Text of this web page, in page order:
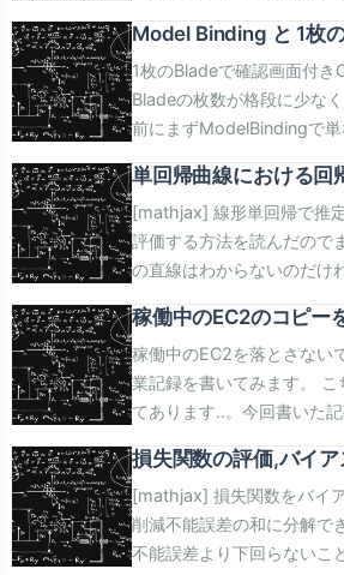
た。 回帰係数
係数(beta_0,beta_1)の関
url=\"https://ikuty.com/
RSE,真の回帰直線と観測
ータが回帰直線の上に乗っ
帰直線を使って値を予測し
る。 残差平方和(Residual sum of square)。
WikipediaにもRSS。
て得られた回帰係数で作っ
値。 だから、RSS自体も訓
する。 begin{eqnarray}
hat{y_i})^2 end{eqnarray} で、知りたいのはRSSが
訓練データに対してどの程
偏差。 標本分散は不偏推定
度で割る必要がある...とい
量を求める段取りが必要。
る!。詳しくは以下。 カイ2
ども、自由度が何故(n-2)
Model Binding と 1枚
る
1枚のBladeで確認画面付き
Bladeの枚数が格段に少な
前にまずModelBindingで
れることになり、Bladeの
いくため、 実は、Bladeの
のBladeを単純にした方が
度作っておくとずっと使え
いてくるUserを使って、
CRUDをする。
タをOptionalにして、あれ
Createする。 Update、
べきと考えてURLを別にし
使うと、あればUserインス
る。 なければインスタンス
は作らない。新規作成操作
る。 <?php /* |--------------------------------
単回帰曲線における回
信頼区間)
[mathjax] 線形単回帰で推
評価する方法を読んだので
の直線はわからないのだけ
ことで、回帰係数の精度に
る。 回帰係数の導出 データポイントが(n)個ある状
況。 (
数(hat{beta_0})と
hat{beta_1} x end{eqnarray} データポイントと
直線の差を残差平方和
square)で表す。 データポ
いるデータなので、
稼働中のEC2のコピー
切り替えた話
Green
稼働中のEC2を落とさない
業記録を書いてみます。
てあります..。今回書いた
切り替える deploy手順を
[clink implicit=\"false\"
url=\"https://qiita.com/
imgurl=\"https://
損失関数の評価,バイ
学習のトレードオフ
[mathjax] 損失関数をバイ
削減不能誤差の和に分解で
不能誤差より下回らないこ